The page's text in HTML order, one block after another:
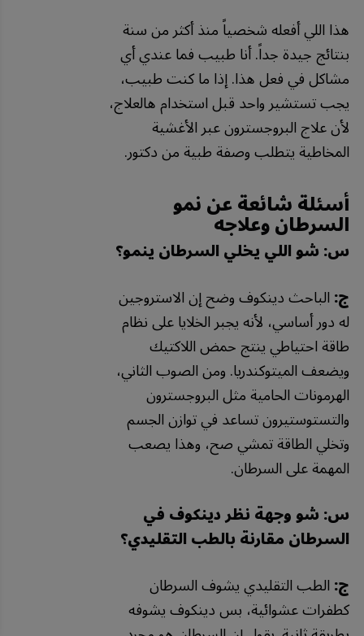
هذا اللي أفعله شخصياً منذ أكثر من سنة
بنتائج جيدة جداً. أنا طبيب فما عندي أي
مشاكل في فعل هذا. إذا ما كنت طبيب،
يجب تستشير واحد قبل استخدام هالعلاج،
لأن علاج البروجسترون عبر الأغشية
المخاطية يتطلب وصفة طبية من دكتور.
أسئلة شائعة عن نمو
السرطان وعلاجه
س: شو اللي يخلي السرطان ينمو؟
ج:الباحث دينكوف وضح إن الاستروجين
له دور أساسي، لأنه يجبر الخلايا على نظام
طاقة احتياطي ينتج حمض اللاكتيك
ويضعف الميتوكندريا. ومن الصوب الثاني،
الهرمونات الحامية مثل البروجسترون
والتستوستيرون تساعد في توازن الجسم
وتخلي الطاقة تمشي صح، وهذا يصعب
المهمة على السرطان.
س: شو وجهة نظر دينكوف في
السرطان مقارنة بالطب التقليدي؟
ج:الطب التقليدي يشوف السرطان
كطفرات عشوائية، بس دينكوف يشوفه